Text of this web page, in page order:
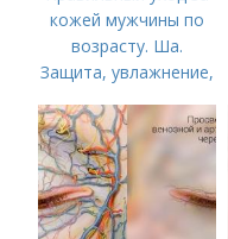
кожей мужчины по
возрасту. Ша.
Защита, увлажнение,